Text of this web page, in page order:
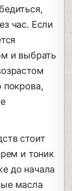
час. Если
и выбрать
покрова,
стоит
и тоник
до начала
масла